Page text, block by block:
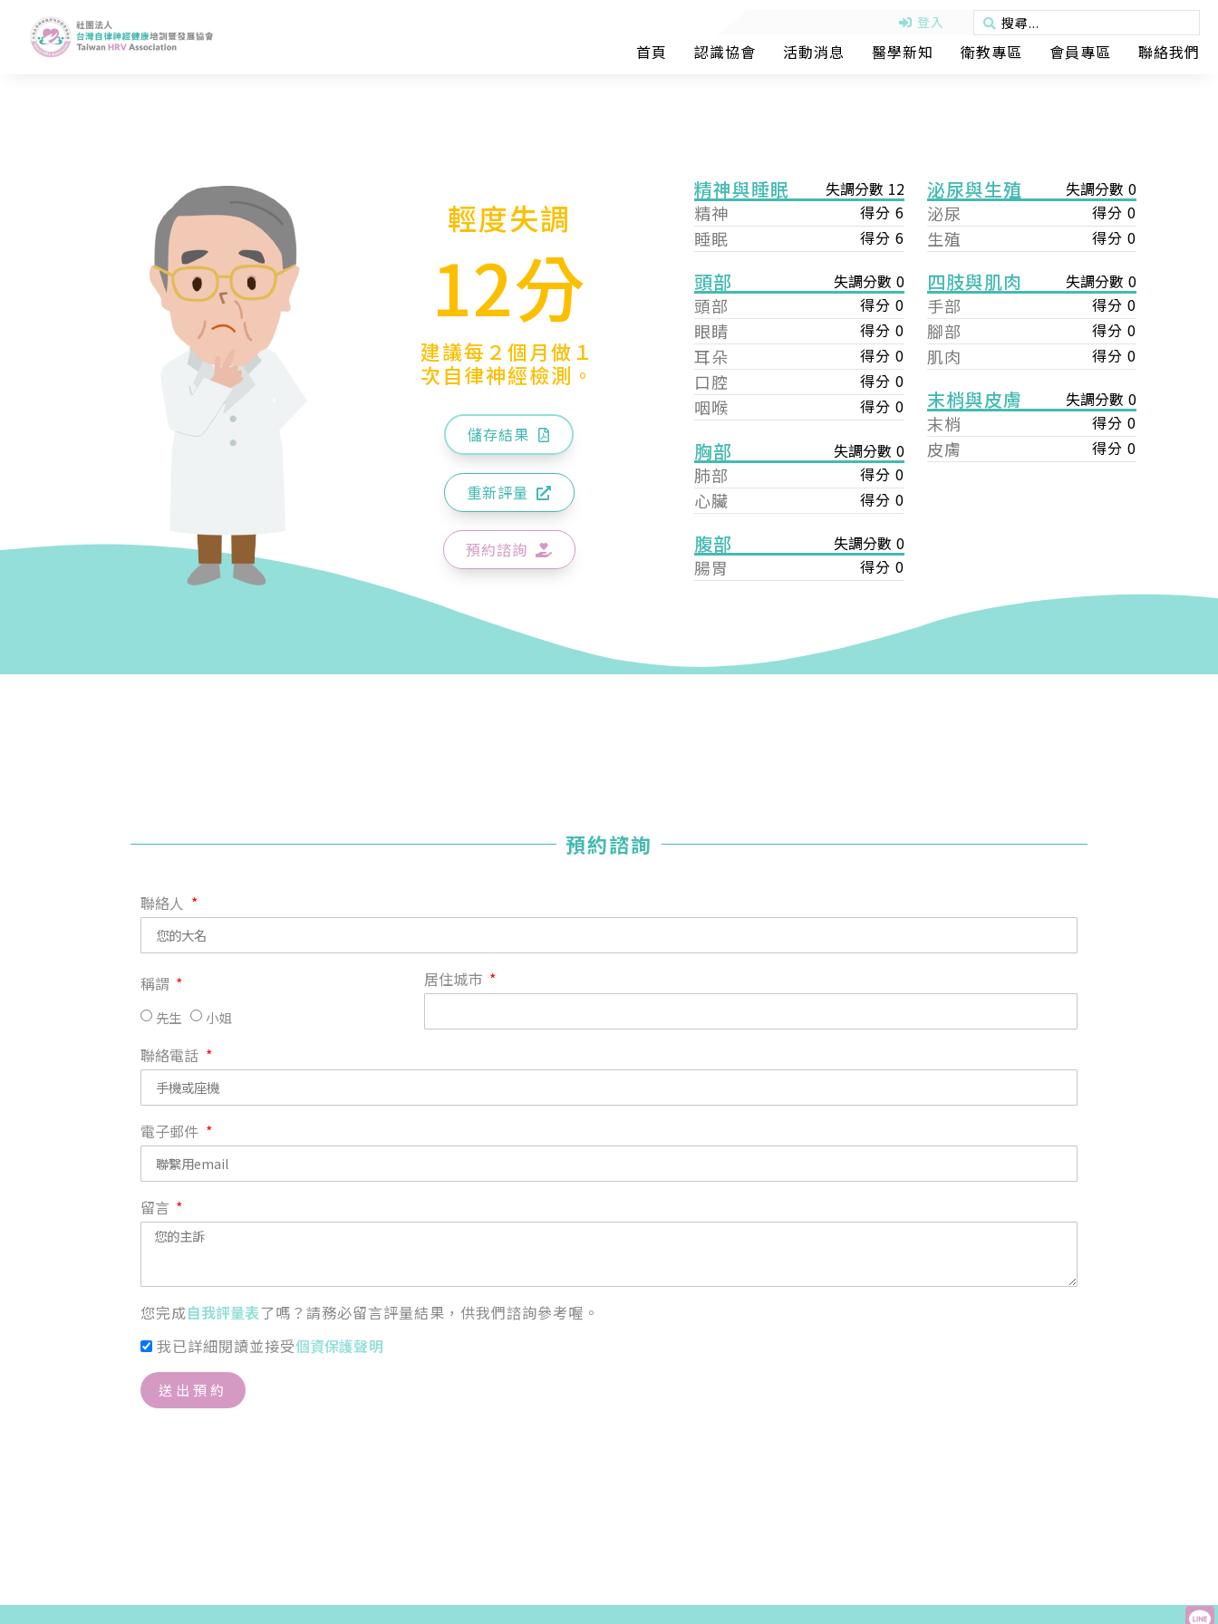
登入
首頁 認識協會 活動消息 醫學新知 衛教專區 會員專區 聯絡我們
輕度失調
12分
建議每２個月做１
次自律神經檢測。
儲存結果
重新評量
預約諮詢
精神與睡眠 失調分數 12
精神 得分 6
睡眠 得分 6
頭部 失調分數 0
頭部 得分 0
眼睛 得分 0
耳朵 得分 0
口腔 得分 0
咽喉 得分 0
胸部 失調分數 0
肺部 得分 0
心臟 得分 0
腹部 失調分數 0
腸胃 得分 0
泌尿與生殖 失調分數 0
泌尿 得分 0
生殖 得分 0
四肢與肌肉 失調分數 0
手部 得分 0
腳部 得分 0
肌肉 得分 0
末梢與皮膚 失調分數 0
末梢 得分 0
皮膚 得分 0
預約諮詢
聯絡人
稱謂
先生 小姐
居住城市
聯絡電話
電子郵件
留言
您完成自我評量表了嗎？請務必留言評量結果，供我們諮詢參考喔。
我已詳細閱讀並接受個資保護聲明
送出預約
您好，您的會員申請，已成功送出，經本協會理事會審核
【會費】
入會費新臺幣1200元，於會員入會時繳納；常年會費1200
元，於每年度繳納。
戶名: 社團法人台灣自律神經健康培訓暨發展協會